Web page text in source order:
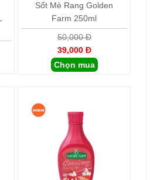
Sốt Mè Rang Golden
Farm 250ml
50,000 Đ
39,000 Đ
Chọn mua